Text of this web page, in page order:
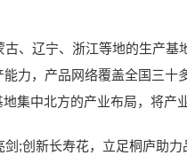
辽宁、浙江等地的生产基
力，产品网络覆盖全国三
集中北方的产业布局，将产
创新长寿花，立足桐庐助力